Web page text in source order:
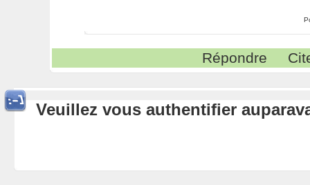
Répondre
Veuillez vous authentifier